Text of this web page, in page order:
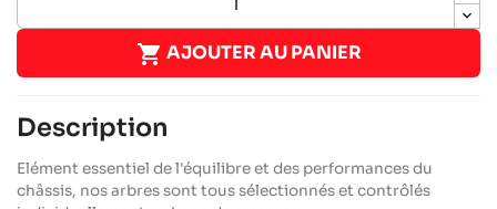
 AJOUTER AU PANIER
Description
Elément essentiel de l'équilibre et des performances du
châssis, nos arbres sont tous sélectionnés et contrôlés